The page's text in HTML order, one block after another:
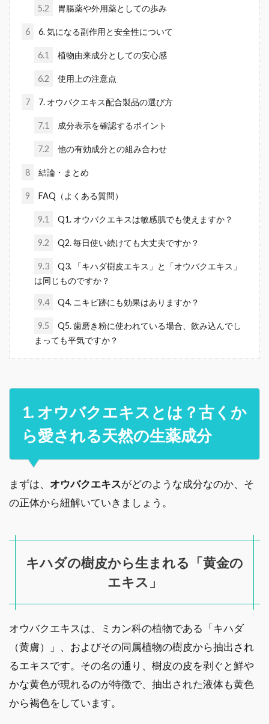
5.2 胃腸薬や外用薬としての歩み
6 6. 気になる副作用と安全性について
6.1 植物由来成分としての安心感
6.2 使用上の注意点
7 7. オウバクエキス配合製品の選び方
7.1 成分表示を確認するポイント
7.2 他の有効成分との組み合わせ
8 結論・まとめ
9 FAQ（よくある質問）
9.1 Q1. オウバクエキスは敏感肌でも使えますか？
9.2 Q2. 毎日使い続けても大丈夫ですか？
9.3
Q3. 「キハダ樹皮エキス」と「オウバクエキス」
は同じものですか？
9.4 Q4. ニキビ跡にも効果はありますか？
9.5
Q5. 歯磨き粉に使われている場合、飲み込んでし
まっても平気ですか？
1. オウバクエキスとは？古くか
ら愛される天然の生薬成分
まずは、 オウバクエキスがどのような成分なのか、そ
の正体から紐解いていきましょう。
キハダの樹皮から生まれる「黄金の
エキス」
オウバクエキスは、ミカン科の植物である「キハダ
（黄膚）」、およびその同属植物の樹皮から抽出され
るエキスです。その名の通り、樹皮の皮を剥ぐと鮮や
かな黄色が現れるのが特徴で、抽出された液体も黄色
から褐色をしています。